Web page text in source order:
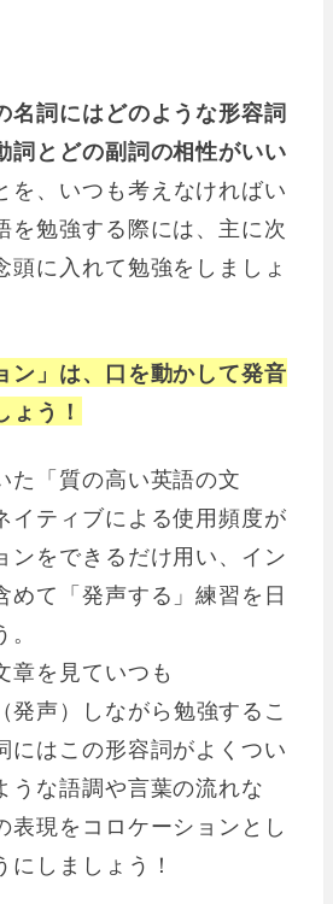
名詞にはどのような形容詞
詞とどの副詞の相性がいい
を、いつも考えなければい
を勉強する際には、主に次
頭に入れて勉強をしましょ
」は、口を動かして発音
ょう！
た「質の高い英語の文
イティブによる使用頻度が
ンをできるだけ用い、イン
めて「発声する」練習を日
章を見ていつも
声）しながら勉強するこ
にはこの形容詞がよくつい
うな語調や言葉の流れな
表現をコロケーションとし
にしましょう！